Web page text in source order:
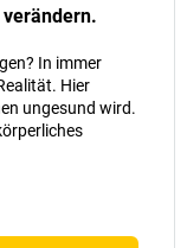
In immer
Hier
ungesund wird.